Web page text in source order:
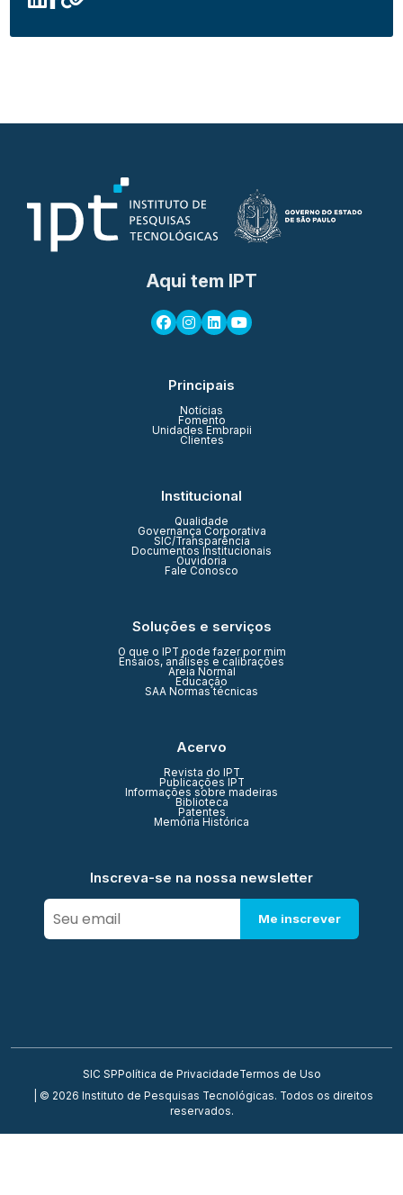
Aqui tem IPT
Principais
Notícias
Fomento
Unidades Embrapii
Clientes
Institucional
Qualidade
Governança Corporativa
SIC/Transparência
Documentos Institucionais
Ouvidoria
Fale Conosco
Soluções e serviços
O que o IPT pode fazer por mim
Ensaios, análises e calibrações
Areia Normal
Educação
SAA Normas técnicas
Acervo
Revista do IPT
Publicações IPT
Informações sobre madeiras
Biblioteca
Patentes
Memória Histórica
Inscreva-se na nossa newsletter
Me inscrever
SIC SP Política de PrivacidadeTermos de Uso
| © 2026 Instituto de Pesquisas Tecnológicas. Todos os direitos
reservados.